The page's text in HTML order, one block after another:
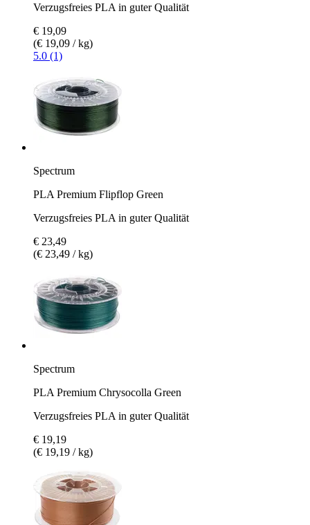
Verzugsfreies PLA in guter Qualität
€ 19,09
(€ 19,09 / kg)
5.0 (1)
Spectrum
PLA Premium Flipflop Green
Verzugsfreies PLA in guter Qualität
€ 23,49
(€ 23,49 / kg)
Spectrum
PLA Premium Chrysocolla Green
Verzugsfreies PLA in guter Qualität
€ 19,19
(€ 19,19 / kg)